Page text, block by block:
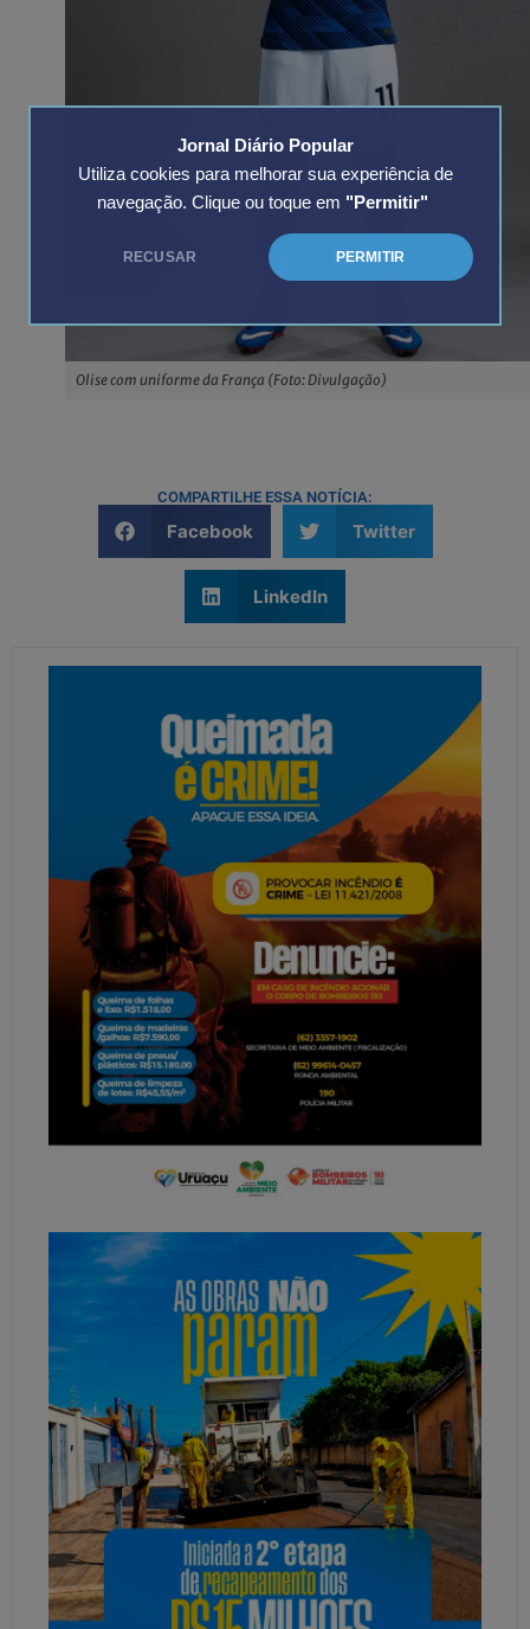
Jornal Diário Popular
Utiliza cookies para melhorar sua experiência de
navegação. Clique ou toque em "Permitir"
RECUSAR PERMITIR
Olise com uniforme da França (Foto: Divulgação)
COMPARTILHE ESSA NOTÍCIA:
Facebook Twitter
LinkedIn